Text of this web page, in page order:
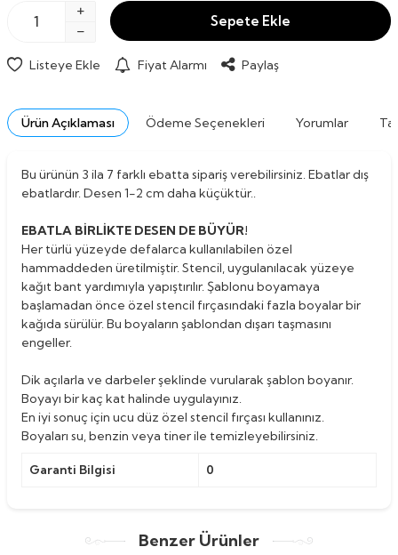
Sepete Ekle
Listeye Ekle Fiyat Alarmı Paylaş
Ürün Açıklaması Ödeme Seçenekleri Yorumlar
Bu ürünün 3 ila 7 farklı ebatta sipariş verebilirsiniz. Ebatlar dış
ebatlardır. Desen 1-2 cm daha küçüktür..
EBATLA BİRLİKTE DESEN DE BÜYÜR!
Her türlü yüzeyde defalarca kullanılabilen özel
hammaddeden üretilmiştir. Stencil, uygulanılacak yüzeye
kağıt bant yardımıyla yapıştırılır. Şablonu boyamaya
başlamadan önce özel stencil fırçasındaki fazla boyalar bir
kağıda sürülür. Bu boyaların şablondan dışarı taşmasını
engeller.
Dik açılarla ve darbeler şeklinde vurularak şablon boyanır.
Boyayı bir kaç kat halinde uygulayınız.
En iyi sonuç için ucu düz özel stencil fırçası kullanınız.
Boyaları su, benzin veya tiner ile temizleyebilirsiniz.
Garanti Bilgisi 0
Benzer Ürünler